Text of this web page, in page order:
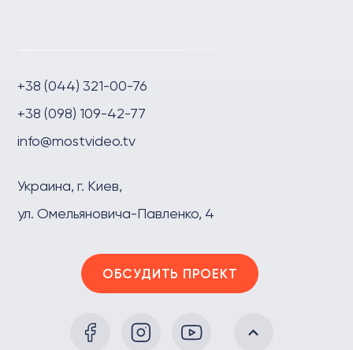
+38 (044) 321-00-76
+38 (098) 109-42-77
info@mostvideo.tv
Украина, г. Киев,
ул. Омельяновича-Павленко, 4
ОБСУДИТЬ ПРОЕКТ